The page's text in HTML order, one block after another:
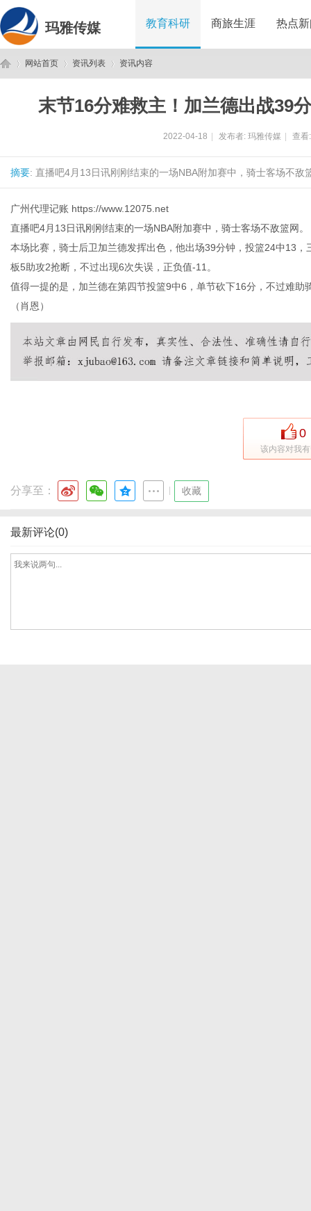
玛雅传媒 教育科研 商旅生涯 热点
网站首页 资讯列表 资讯内容
末节16分难救主！加兰德出战39
2022-04-18 发布者: 玛雅传媒 查
摘要: 直播吧4月13日讯刚刚结束的一场NBA附加赛中，骑士客场不
广州代理记账 https://www.12075.net
直播吧4月13日讯刚刚结束的一场NBA附加赛中，骑士客场不敌篮网。
本场比赛，骑士后卫加兰德发挥出色，他出场39分钟，投篮24中13
板5助攻2抢断，不过出现6次失误，正负值-11。
值得一提的是，加兰德在第四节投篮9中6，单节砍下16分，不过难助
（肖恩）
0
该内容对我
分享至： 收藏
最新评论(0)